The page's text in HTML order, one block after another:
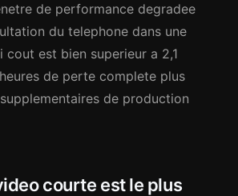
de performance degradee
du telephone dans une
cout est bien superieur a 2,1
heures de perte complete plus
de production
courte est le plus